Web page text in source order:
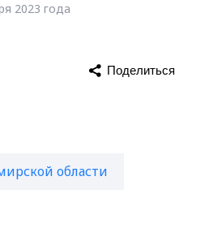
2023 года
области
Поделиться